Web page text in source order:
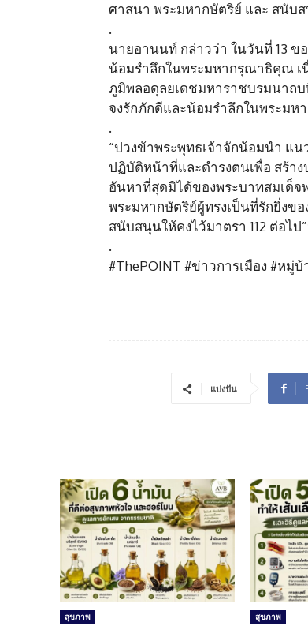
ศาสนา พระมหากษัตริย์ และ สนับส
.
นายอานนท์ กล่าวว่า ในวันที่ 13 ข
น้อมรำลึกในพระมหากรุณาธิคุณ เ
ภูมิพลอดุลยเดชมหาราชบรมนาถบ
จงรักภักดีและน้อมรำลึกในพระม
.
“ปวงข้าพระพุทธเจ้าจักน้อมนำ แ
ปฏิบัติหน้าที่และดำรงตนเพื่อ สร้า
อันหาที่สุดมิได้ของพระบาทสมเด็
พระมหากษัตริย์ผู้ทรงเป็นที่รักยิ่งข
สนับสนุนให้คงไว้มาตรา 112 ต่อไ
.
#ThePOINT #ข่าวการเมือง #หมู่
แบ่งปัน
สุขภาพ สุขภาพ